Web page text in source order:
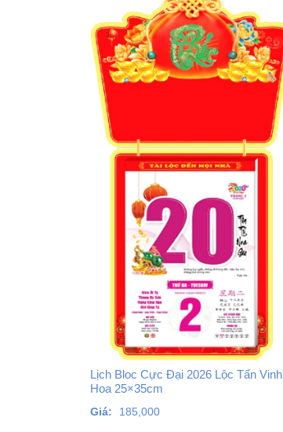
Lịch Bloc Cực Đại 2026 Lộc Tấn Vinh
Hoa 25×35cm
Giá: 185,000